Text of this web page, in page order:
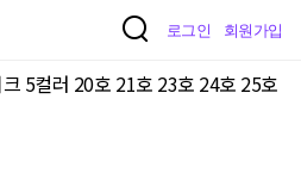
로그인 회원가입